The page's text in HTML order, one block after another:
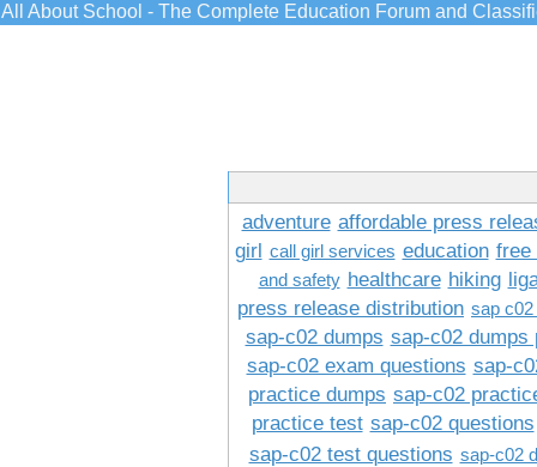
All About School - The Complete Education Forum and
adventure affordable press
girl call girl services education free
and safety healthcare hiking
press release distribution sap
sap-c02 dumps sap-c02 dumps
sap-c02 exam questions sap-
practice dumps sap-c02
practice test sap-c02 questions
sap-c02 test questions sap-c02